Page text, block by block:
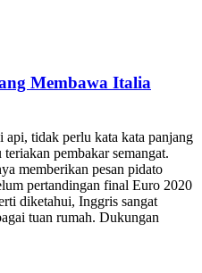
Membawa Italia
api, tidak perlu kata kata panjang
pembakar semangat.
memberikan pesan pidato
pertandingan final Euro 2020
diketahui, Inggris sangat
tuan rumah. Dukungan